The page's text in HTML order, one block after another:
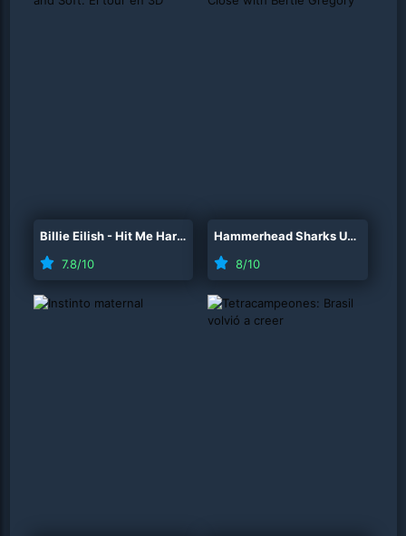
Billie Eilish - Hit Me Hard and Soft: El tour en 3D (2026)
7.8/10
Hammerhead Sharks Up Close with Bertie Gregory
8/10